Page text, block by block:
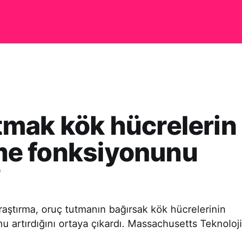
kök hücrelerin
fonksiyonunu
oruç tutmanın bağırsak kök hücrelerinin
ortaya çıkardı. Massachusetts Teknoloji